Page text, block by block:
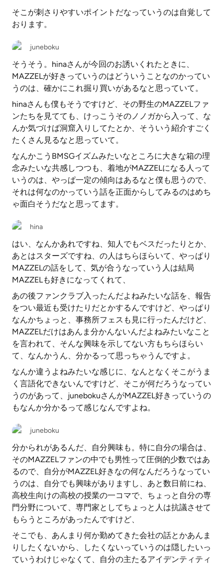
そこが刺さりやすいポイントだなっていうのは自覚して
おります。
juneboku
そうそう。hinaさんが今回のお誘いくれたときに、
MAZZELが好きっていうのはどういうことなのかってい
うのは、確かにこれ掘り買いがあるなと思っていて。
hinaさんも僕もそうですけど、その野生のMAZZELファ
ンたちを見てても、けっこうそのノノガから入って、な
んか気づけば洞窟入りしてたとか、そういう紹介すごく
たくさん見るなと思っていて。
なんかこうBMSGイズムみたいなところに大きな箱の理
念みたいな共感しつつも、着地がMAZZELになる人って
いうのは、やっぱ一定の傾向はあるなと僕も思うので、
それは何なのかっていう話を正面からしてみるのはめち
ゃ面白そうだなと思ってます。
hina
はい、なんかあれですね、知人でもベスだったりとか、
あとはスターズですね、の人はちらほらいて、やっぱり
MAZZELの話をして、気が合うなっていう人は結局
MAZZELも好きになってくれて、
あの後ファンクラブ入ったんだよねみたいな話を、報告
をつい最近も受けたりだとかするんですけど、やっぱり
なんかちょっと、事務所フェスも見に行ったんだけど、
MAZZELだけはあんま分かんないんだよねみたいなこと
を言われて、そんな興味を示してない方もちらほらい
て、なんかうん、分かるって思っちゃうんですよ。
なんか違うよねみたいな感じに、なんとなくそこがうま
く言語化できないんですけど、そこが何だろうなってい
うのがあって、junebokuさんがMAZZEL好きっていうの
もなんか分かるって感じなんですよね。
juneboku
分かられがあるんだ、自分興味も。特に自分の場合は、
そのMAZZELファンの中でも男性って圧倒的少数ではあ
るので、自分がMAZZEL好きなの何なんだろうなってい
うのは、自分でも興味がありますし、あと数日前にね、
高校生向けの高校の授業の一コマで、ちょっと自分の専
門分野について、専門家としてちょっと人は抗議させて
もらうところがあったんですけど、
そこでも、あんまり何か勤めてきた会社の話とかあんま
りしたくないから、したくないっていうのは隠したいっ
ていうわけじゃなくて、自分の主たるアイデンティティ